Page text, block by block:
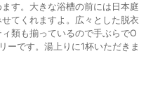
す。大きな浴槽の前には日本庭
てくれますよ。広々とした脱衣
類も揃っているので手ぶらでO
ーです。湯上りに1杯いただきま